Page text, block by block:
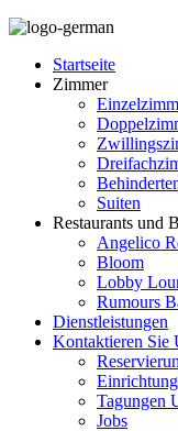
Startseite
Zimmer
Suiten
Restaurants und
Angelico
Bloom
Lobby
Rumours
Dienstleistungen
Kontaktieren Sie
Tagungen
Jobs